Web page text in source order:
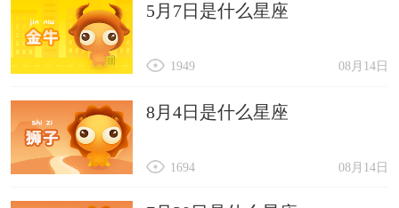
5月7日是什么星座
08月14日
1949
8月4日是什么星座
08月14日
1694